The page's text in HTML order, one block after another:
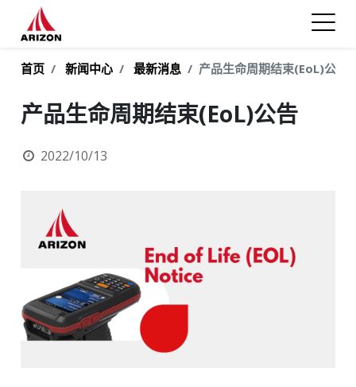
首页 新闻中心 最新消息 产品生命周期结束(EoL)公告
产品生命周期结束(EoL)公告
2022/10/13